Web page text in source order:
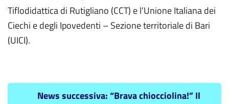
Tiflodidattica di Rutigliano (CCT) e l’Unione Italiana dei
Ciechi e degli Ipovedenti – Sezione territoriale di Bari
(UICI).
News successiva: “Brava chiocciolina!” Il